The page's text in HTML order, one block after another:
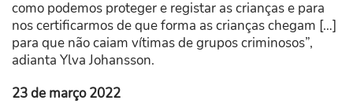
como podemos proteger e registar as crianças e para
nos certificarmos de que forma as crianças chegam […]
para que não caiam vítimas de grupos criminosos”,
adianta Ylva Johansson.
23 de março 2022